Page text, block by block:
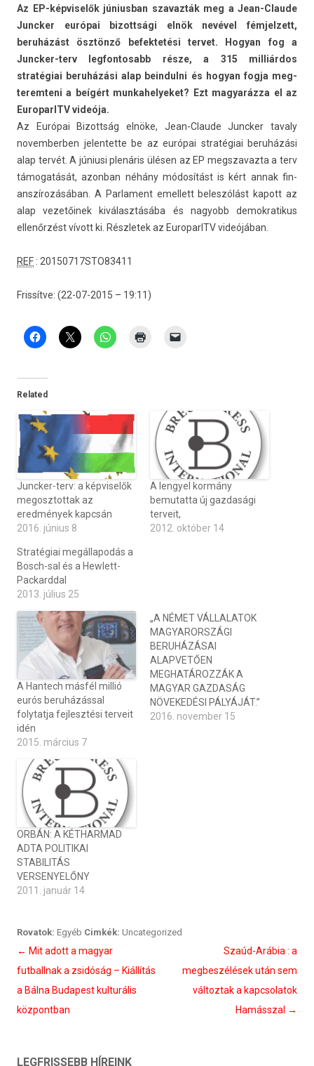
Az EP-képviselők június­ban szavaz­ták meg a Jean-Claude
Junck­er európai bi­zottsági elnök nevével fém­jelzett,
beruházást ösztönző be­fek­tetési ter­vet. Hogyan fog a
Juncker-terv leg­fontosabb része, a 315 milliárdos
stratégiai beruházási alap be­in­dulni és hogyan fogja meg­
terem­teni a beígért mun­kahelyeket? Ezt magyaráz­za el az
EuroparlTV videója.
Az Európai Bi­zottság elnöke, Jean-Claude Junck­er tava­ly
novem­berb­en jelen­tette be az európai stratégiai beruházási
alap tervét. A júniusi plenáris ülésen az EP megszavaz­ta a terv
támogatását, azon­ban néhány módosítást is kért annak fin­
anszírozásában. A Par­la­ment em­el­lett be­les­zólást kapott az
alap vezetőinek kiválasztásába és nagyobb de­mok­ratikus
ellenőrzést vívott ki. Részletek az EuroparlTV videójában.
REF : 20150717STO83411
Frissítve: (22-07-2015 – 19:11 )
Related
Juncker-terv: a képviselők
megosztottak az
eredmények kapcsán
2016. június 8
A lengyel kormány
bemutatta új gazdasági
terveit,
2012. október 14
Stratégiai megállapodás a
Bosch-sal és a Hewlett-
Packarddal
2013. július 25
A Hantech másfél millió
eurós beruházással
folytatja fejlesztési terveit
idén
2015. március 7
„A NÉMET VÁLLALATOK
MAGYARORSZÁGI
BERUHÁZÁSAI
ALAPVETŐEN
MEGHATÁROZZÁK A
MAGYAR GAZDASÁG
NÖVEKEDÉSI PÁLYÁJÁT.”
2016. november 15
ORBÁN: A KÉTHARMAD
ADTA POLITIKAI
STABILITÁS
VERSENYELŐNY
2011. január 14
Rovatok: Egyéb Cimkék: Uncategorized
Bejegyzés
navigáció
← Mit adott a magyar
futballnak a zsidóság – Kiállítás
a Bálna Budapest kulturális
központban
Szaúd-Arábia : a
megbeszélések után sem
változtak a kapcsolatok
Hamásszal →
LEGFRISSEBB HÍREINK